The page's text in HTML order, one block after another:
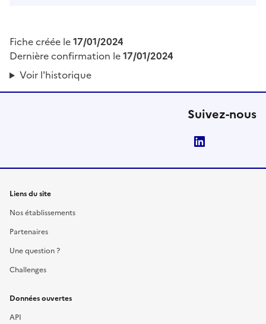
Fiche créée le17/01/2024
Dernière confirmation le17/01/2024
Voir l'historique
Suivez-nous
Liens du site
Nos établissements
Partenaires
Une question ?
Challenges
Données ouvertes
API